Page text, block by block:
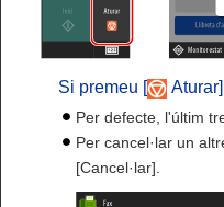
Si premeu [
Per defecte, l'últim
Per cancel·lar un
[Cancel·lar].